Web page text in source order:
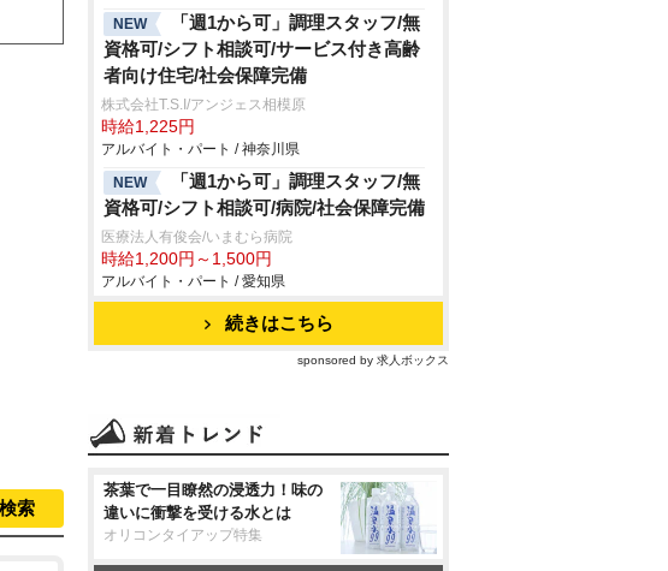
索
NEW
「週1から可」調理スタッフ/無
資格可/シフト相談可/サービス付き高齢
者向け住宅/社会保障完備
株式会社T.S.I/アンジェス相模原
時給1,225円
アルバイト・パート / 神奈川県
NEW
「週1から可」調理スタッフ/無
資格可/シフト相談可/病院/社会保障完備
医療法人有俊会/いまむら病院
時給1,200円～1,500円
アルバイト・パート / 愛知県
続きはこちら
sponsored by 求人ボックス
茶葉で一目瞭然の浸透力！味の
違いに衝撃を受ける水とは
オリコンタイアップ特集